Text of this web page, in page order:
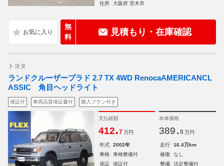
住所
大阪府 茨木市
無
料
見積もり・在庫確認
トヨタ
ランドクルーザープラド 2.7 TX 4WD RenocaAMERICANCL
ASSIC 角目ヘッドライト
保証付 車両品質保証書付 購入プラン付き
支払総額
412.7 万円
本体価格
389. 8 万円
年式 2002年 走行
16.4万km
車検
車検整備付 修復
なし
保証
保証付 整備
法定整備付